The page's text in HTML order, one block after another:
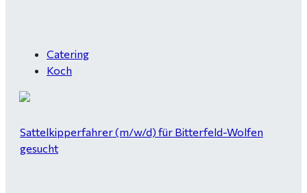
Catering
Koch
Sattelkipperfahrer (m/w/d) für Bitterfeld-Wolfen
gesucht